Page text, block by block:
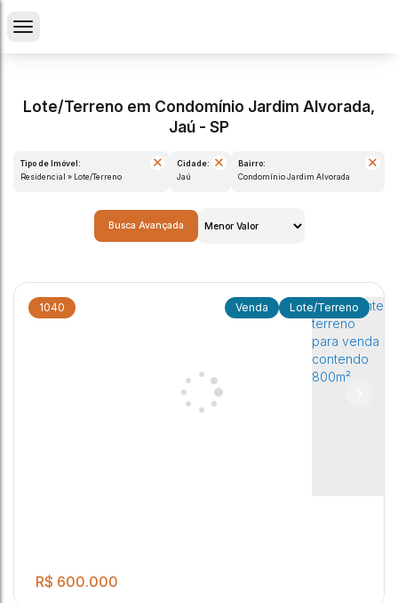
Lote/Terreno em Condomínio Jardim Alvorada,
Jaú - SP
Tipo de Imóvel:
Residencial » Lote/Terreno
Cidade:
Jaú
Bairro:
Condomínio Jardim Alvorada
Busca Avançada
1040 Lote/Terreno
R$ 600.000